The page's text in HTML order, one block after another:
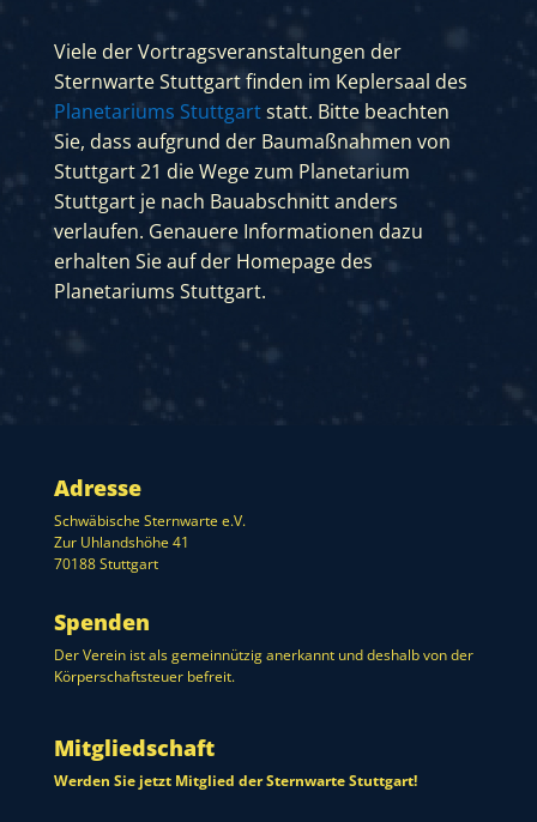
Viele der Vortragsveranstaltungen der
Sternwarte Stuttgart finden im Keplersaal des
Planetariums Stuttgartstatt. Bitte beachten
Sie, dass aufgrund der Baumaßnahmen von
Stuttgart 21 die Wege zum Planetarium
Stuttgart je nach Bauabschnitt anders
verlaufen. Genauere Informationen dazu
erhalten Sie auf derHomepage des
Planetariums Stuttgart.
Adresse
Schwäbische Sternwarte e.V.
Zur Uhlandshöhe 41
70188 Stuttgart
Spenden
Der Verein ist als gemeinnützig anerkannt und deshalb von der
Körperschaftsteuer befreit.
Mitgliedschaft
Werden Sie jetzt Mitglied der Sternwarte Stuttgart!